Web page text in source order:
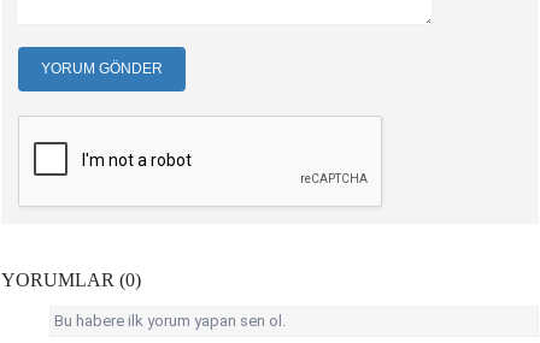
YORUM GÖNDER
YORUMLAR (0)
Bu habere ilk yorum yapan sen ol.